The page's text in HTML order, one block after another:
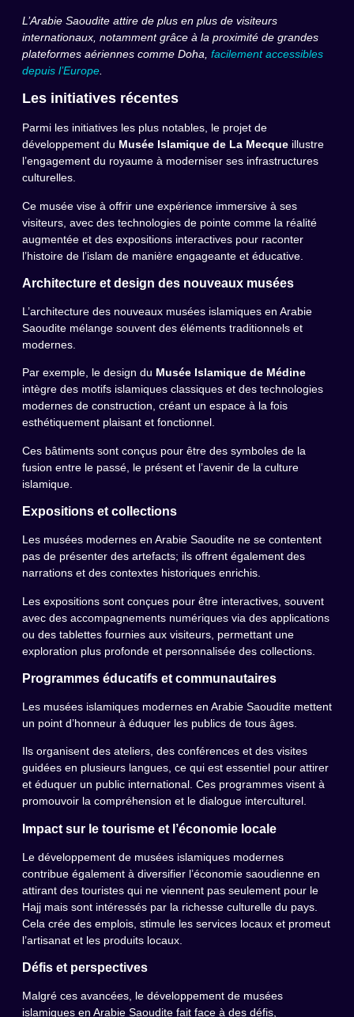
L’Arabie Saoudite attire de plus en plus de visiteurs
internationaux, notamment grâce à la proximité de grandes
plateformes aériennes comme Doha, facilement accessibles
depuis l’Europe
Les initiatives récentes
Parmi les initiatives les plus notables, le projet de
développement du Musée Islamique de La Mecque illustre
l’engagement du royaume à moderniser ses infrastructures
culturelles.
Ce musée vise à offrir une expérience immersive à ses
visiteurs, avec des technologies de pointe comme la réalité
augmentée et des expositions interactives pour raconter
l’histoire de l’islam de manière engageante et éducative.
Architecture et design des nouveaux musées
L’architecture des nouveaux musées islamiques en Arabie
Saoudite mélange souvent des éléments traditionnels et
modernes.
Par exemple, le design du Musée Islamique de Médine
intègre des motifs islamiques classiques et des technologies
modernes de construction, créant un espace à la fois
esthétiquement plaisant et fonctionnel.
Ces bâtiments sont conçus pour être des symboles de la
fusion entre le passé, le présent et l’avenir de la culture
islamique.
Expositions et collections
Les musées modernes en Arabie Saoudite ne se contentent
pas de présenter des artefacts; ils offrent également des
narrations et des contextes historiques enrichis.
Les expositions sont conçues pour être interactives, souvent
avec des accompagnements numériques via des applications
ou des tablettes fournies aux visiteurs, permettant une
exploration plus profonde et personnalisée des collections.
Programmes éducatifs et communautaires
Les musées islamiques modernes en Arabie Saoudite mettent
un point d’honneur à éduquer les publics de tous âges.
Ils organisent des ateliers, des conférences et des visites
guidées en plusieurs langues, ce qui est essentiel pour attirer
et éduquer un public international. Ces programmes visent à
promouvoir la compréhension et le dialogue interculturel.
Impact sur le tourisme et l’économie locale
Le développement de musées islamiques modernes
contribue également à diversifier l’économie saoudienne en
attirant des touristes qui ne viennent pas seulement pour le
Hajj mais sont intéressés par la richesse culturelle du pays.
Cela crée des emplois, stimule les services locaux et promeut
l’artisanat et les produits locaux.
Défis et perspectives
Malgré ces avancées, le développement de musées
islamiques en Arabie Saoudite fait face à des défis,